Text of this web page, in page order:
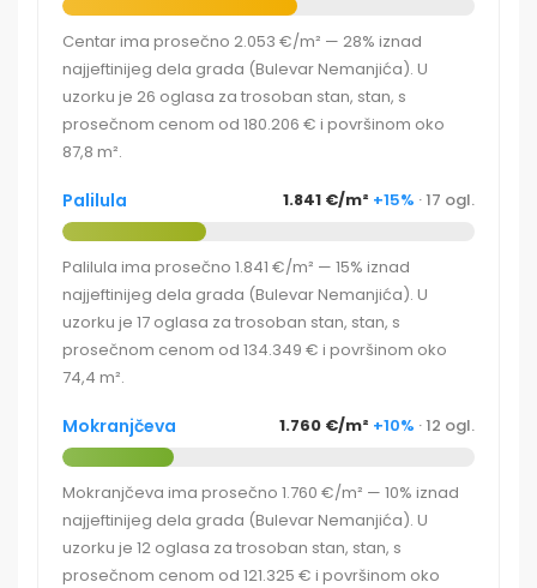
Centar ima prosečno 2.053 €/m² — 28% iznad
najjeftinijeg dela grada (Bulevar Nemanjića). U
uzorku je 26 oglasa za trosoban stan, stan, s
prosečnom cenom od 180.206 € i površinom oko
87,8 m².
Palilula 1.841 €/m² +15% · 17 ogl.
Palilula ima prosečno 1.841 €/m² — 15% iznad
najjeftinijeg dela grada (Bulevar Nemanjića). U
uzorku je 17 oglasa za trosoban stan, stan, s
prosečnom cenom od 134.349 € i površinom oko
74,4 m².
Mokranjčeva 1.760 €/m² +10% · 12 ogl.
Mokranjčeva ima prosečno 1.760 €/m² — 10% iznad
najjeftinijeg dela grada (Bulevar Nemanjića). U
uzorku je 12 oglasa za trosoban stan, stan, s
prosečnom cenom od 121.325 € i površinom oko